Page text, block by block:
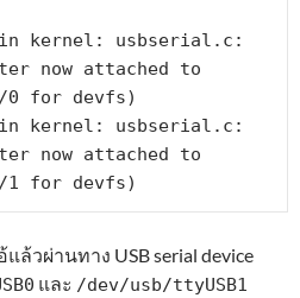
kernel: usbserial.c:
now attached to
0 for devfs)
kernel: usbserial.c:
now attached to
1 for devfs)
วผ่านทาง USB serial device
และ /dev/usb/ttyUSB1